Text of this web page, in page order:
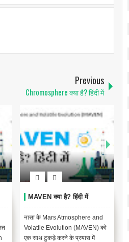
Previous
Chromosphere क्या है? हिंदी में
MAVEN क्या है? हिंदी में
नासा के Mars Atmosphere and
Volatile Evolution (MAVEN) को
एक साथ टुकड़े करने के प्रयास में